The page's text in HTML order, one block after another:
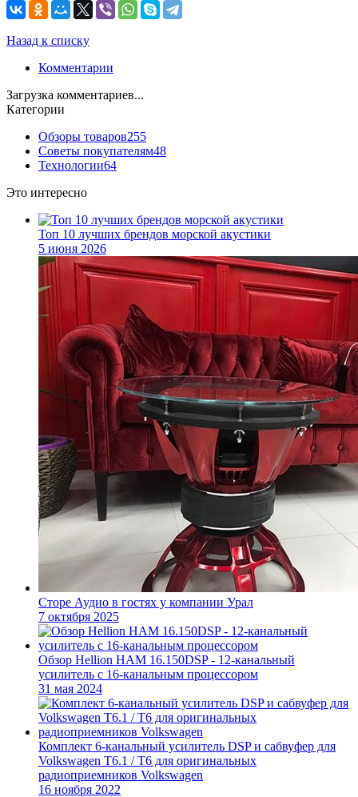
Назад к списку
Комментарии
Загрузка комментариев...
Категории
Обзоры товаров255
Советы покупателям48
Технологии64
Это интересно
Топ 10 лучших брендов морской акустики
5 июня 2026
Сторе Аудио в гостях у компании Урал
7 октября 2025
Обзор Hellion HAM 16.150DSP - 12-канальный
усилитель с 16-канальным процессором
31 мая 2024
Комплект 6-канальный усилитель DSP и сабвуфер для
Volkswagen T6.1 / T6 для оригинальных
радиоприемников Volkswagen
16 ноября 2022